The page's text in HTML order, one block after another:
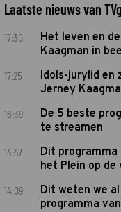
Laatste nieuws van
17:30
Het leven en
Kaagman in
17:25
Idols-jurylid en
Jerney
16:39
De 5 beste
te streamen
14:47
Dit
het Plein op de
14:09
Dit weten we
programma